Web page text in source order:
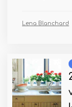
Lena Blanchard